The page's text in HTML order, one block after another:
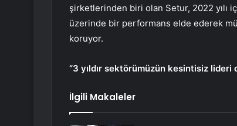
şirketlerinden biri olan Setur, 2022 yılı
üzerinde bir performans elde ederek
koruyor.
“3 yıldır sektörümüzün kesintisiz lideri
İlgili Makaleler